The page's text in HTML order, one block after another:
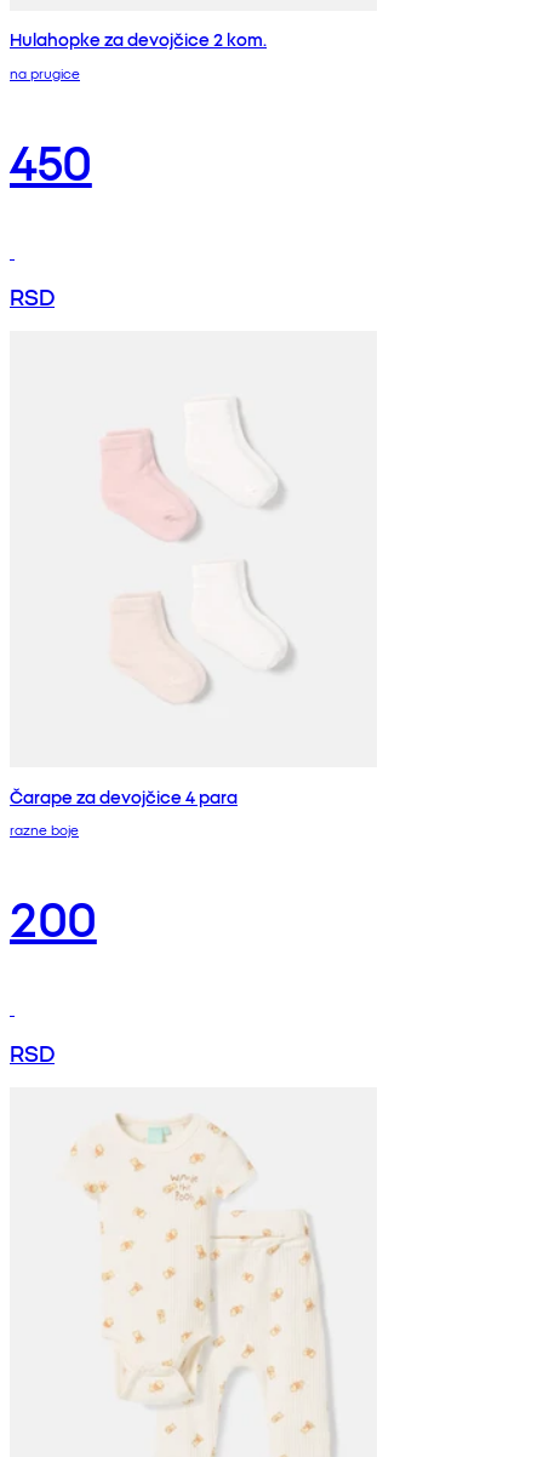
Hulahopke za devojčice 2 kom.
na prugice
450
RSD
Čarape za devojčice 4 para
razne boje
200
RSD